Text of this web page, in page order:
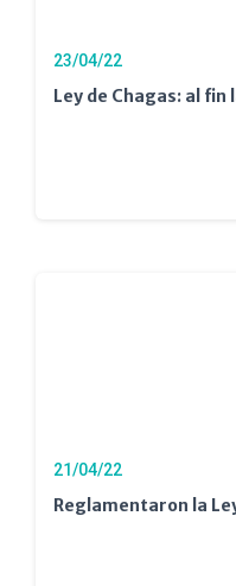
23/04/22
Ley de Chagas: al
21/04/22
Reglamentaron la